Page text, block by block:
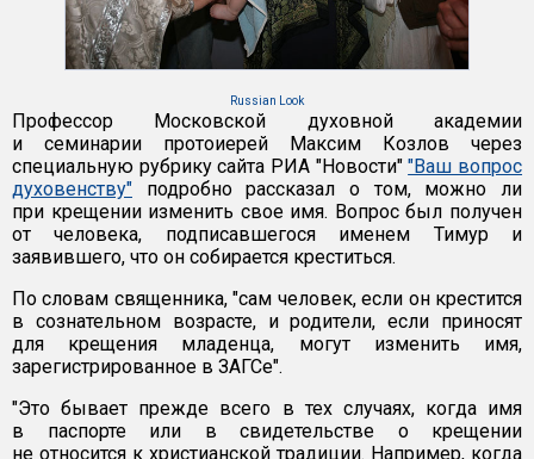
Russian Look
Профессор Московской духовной академии
и семинарии протоиерей Максим Козлов через
специальную рубрику сайта РИА "Новости""Ваш вопрос
духовенству" подробно рассказал о том, можно ли
при крещении изменить свое имя. Вопрос был получен
от человека, подписавшегося именем Тимур и
заявившего, что он собирается креститься.
По словам священника, "сам человек, если он крестится
в сознательном возрасте, и родители, если приносят
для крещения младенца, могут изменить имя,
зарегистрированное в ЗАГСе".
"Это бывает прежде всего в тех случаях, когда имя
в паспорте или в свидетельстве о крещении
не относится к христианской традиции. Например, когда